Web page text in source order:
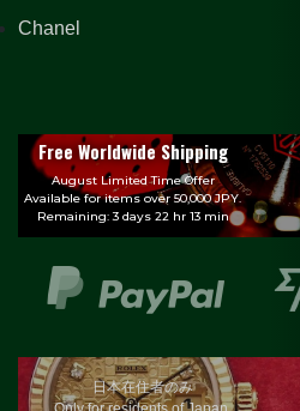
Chanel
Free Worldwide Shipping
August Limited Time Offer
Available for items over 50,000 JPY.
Remaining: 3 days 22 hr 13 min
日本在住者のみ